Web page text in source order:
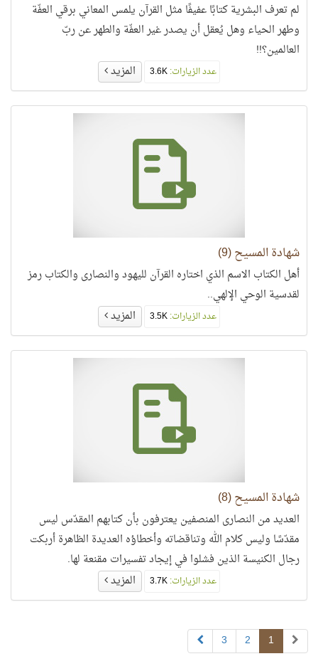
لم تعرف البشرية كتابًا عفيفًا مثل القرآن يلمس المعاني برقي العفّة
وطهر الحياء وهل يُعقل أن يصدر غير العفّة والطهر عن ربّ
العالمين؟!!
عدد الزيارات: المزيد
شهادة المسيح (9)
أهل الكتاب الاسم الذي اختاره القرآن لليهود والنصارى والكتاب رمز
لقدسية الوحي الإلهي..
عدد الزيارات: المزيد
شهادة المسيح (8)
العديد من النصارى المنصفين يعترفون بأن كتابهم المقدّس ليس
مقدّسًا وليس كلام الله وتناقضاته وأخطاؤه العديدة الظاهرة أربكت
رجال الكنيسة الذين فشلوا في إيجاد تفسيرات مقنعة لها.
عدد الزيارات: المزيد
1
2
3